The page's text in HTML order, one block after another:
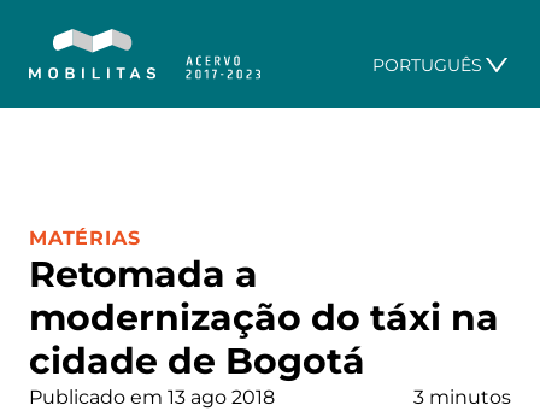
PORTUGUÊS
Retomada a
modernização do táxi na
cidade de Bogotá
CATEGORIA:
MATÉRIAS
Publicado em 13 ago 2018 3 minutos